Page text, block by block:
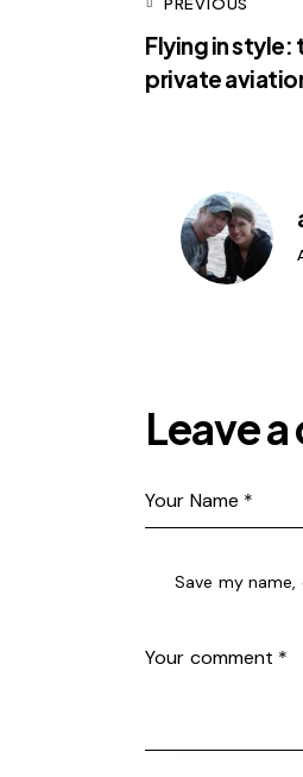
PREVIOUS
Flying in style:
private
Leave
Save my